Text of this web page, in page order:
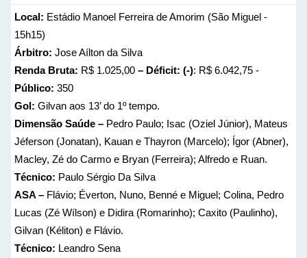
Local: Estádio Manoel Ferreira de Amorim (São Miguel -
15h15)
Árbitro: Jose Aílton da Silva
Renda Bruta: R$ 1.025,00 – Déficit: (-): R$ 6.042,75 -
Público: 350
Gol: Gilvan aos 13’ do 1º tempo.
Dimensão Saúde – Pedro Paulo; Isac (Oziel Júnior), Mateus
Jéferson (Jonatan), Kauan e Thayron (Marcelo); Ígor (Abner),
Macley, Zé do Carmo e Bryan (Ferreira); Alfredo e Ruan.
Técnico: Paulo Sérgio Da Silva
ASA – Flávio; Éverton, Nuno, Benné e Miguel; Colina, Pedro
Lucas (Zé Wílson) e Didira (Romarinho); Caxito (Paulinho),
Gilvan (Kéliton) e Flávio.
Técnico: Leandro Sena